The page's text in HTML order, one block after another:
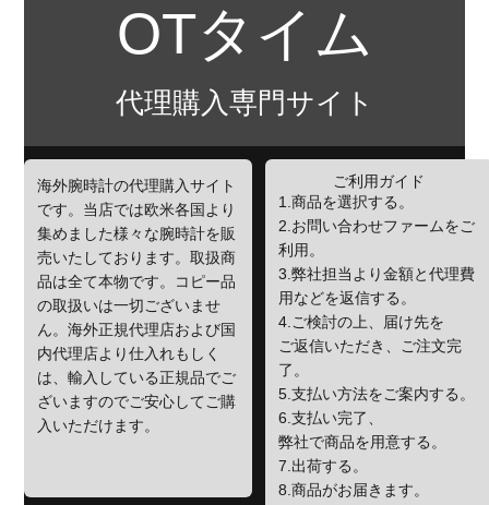
OTタイム
代理購入専門サイト
海外腕時計の代理購入サイト
です。当店では欧米各国より
集めました様々な腕時計を販
売いたしております。取扱商
品は全て本物です。コピー品
の取扱いは一切ございませ
ん。海外正規代理店および国
内代理店より仕入れもしく
は、輸入している正規品でご
ざいますのでご安心してご購
入いただけます。
ご利用ガイド
1.商品を選択する。
2.お問い合わせファームをご
利用。
3.弊社担当より金額と代理費
用などを返信する。
4.ご検討の上、届け先を
ご返信いただき、ご注文完
了。
5.支払い方法をご案内する。
6.支払い完了、
弊社で商品を用意する。
7.出荷する。
8.商品がお届きます。